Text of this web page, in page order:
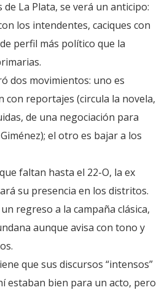
de La Plata, se verá un anticipo:
los intendentes, caciques con
perfil más político que la
dos movimientos: uno es
con reportajes (circula la novela,
de una negociación para
el otro es bajar a los
faltan hasta el 22-O, la ex
su presencia en los distritos.
regreso a la campaña clásica,
aunque avisa con tono y
que sus discursos “intensos”
estaban bien para un acto, pero